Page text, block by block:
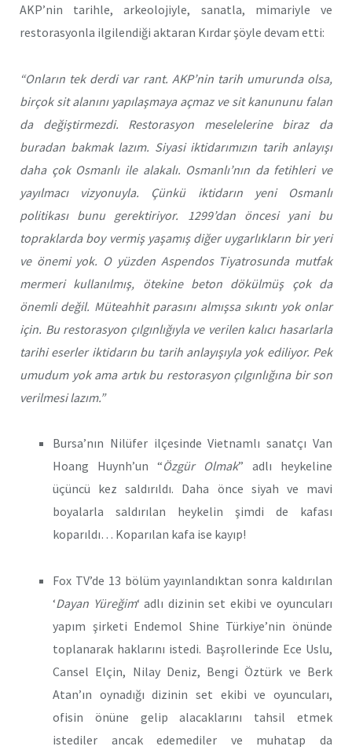
AKP’nin tarihle, arkeolojiyle, sanatla, mimariyle ve
restorasyonla ilgilendiği aktaran Kırdar şöyle devam etti:
“Onların tek derdi var rant. AKP’nin tarih umurunda olsa,
birçok sit alanını yapılaşmaya açmaz ve sit kanununu falan
da değiştirmezdi. Restorasyon meselelerine biraz da
buradan bakmak lazım. Siyasi iktidarımızın tarih anlayışı
daha çok Osmanlı ile alakalı. Osmanlı’nın da fetihleri ve
yayılmacı vizyonuyla. Çünkü iktidarın yeni Osmanlı
politikası bunu gerektiriyor. 1299’dan öncesi yani bu
topraklarda boy vermiş yaşamış diğer uygarlıkların bir yeri
ve önemi yok. O yüzden Aspendos Tiyatrosunda mutfak
mermeri kullanılmış, ötekine beton dökülmüş çok da
önemli değil. Müteahhit parasını almışsa sıkıntı yok onlar
için. Bu restorasyon çılgınlığıyla ve verilen kalıcı hasarlarla
tarihi eserler iktidarın bu tarih anlayışıyla yok ediliyor. Pek
umudum yok ama artık bu restorasyon çılgınlığına bir son
verilmesi lazım.”
Bursa’nın Nilüfer ilçesinde Vietnamlı sanatçı Van
Hoang Huynh’un “Özgür Olmak” adlı heykeline
üçüncü kez saldırıldı. Daha önce siyah ve mavi
boyalarla saldırılan heykelin şimdi de kafası
koparıldı… Koparılan kafa ise kayıp!
Fox TV’de 13 bölüm yayınlandıktan sonra kaldırılan
‘Dayan Yüreğim‘ adlı dizinin set ekibi ve oyuncuları
yapım şirketi Endemol Shine Türkiye’nin önünde
toplanarak haklarını istedi. Başrollerinde Ece Uslu,
Cansel Elçin, Nilay Deniz, Bengi Öztürk ve Berk
Atan’ın oynadığı dizinin set ekibi ve oyuncuları,
ofisin önüne gelip alacaklarını tahsil etmek
istediler ancak edemediler ve muhatap da